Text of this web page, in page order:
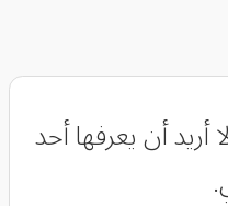
أريد أن يعرفها أحد